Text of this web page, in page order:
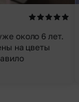
около 6 лет.
на цветы